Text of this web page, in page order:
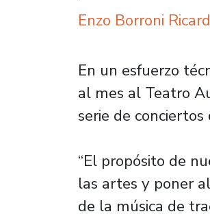
Enzo Borroni
En un esfuerzo
al mes al Teatro
serie de
“El propósito de
las artes y poner
de la música de